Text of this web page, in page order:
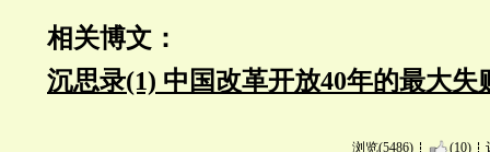
相关博文：
沉思录(1) 中国改革开放40年的最大失
浏览(5486) (10)